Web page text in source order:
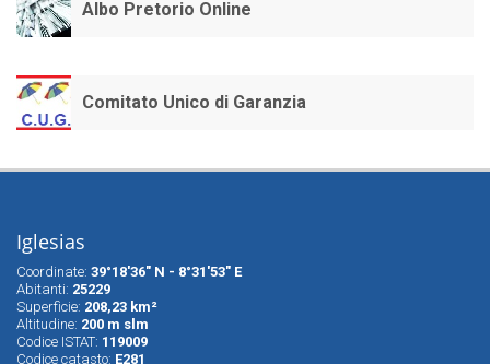
Albo Pretorio Online
Comitato Unico di Garanzia
Iglesias
Coordinate: 39°18'36" N - 8°31'53" E
Abitanti: 25229
Superfìcie: 208,23 km²
Altitudine: 200 m slm
Codice ISTAT: 119009
Codice catasto: E281